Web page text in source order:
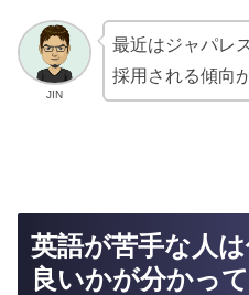
JIN
最近はジャパレ
採用される傾向
英語が苦手な人
良いかが分かっ